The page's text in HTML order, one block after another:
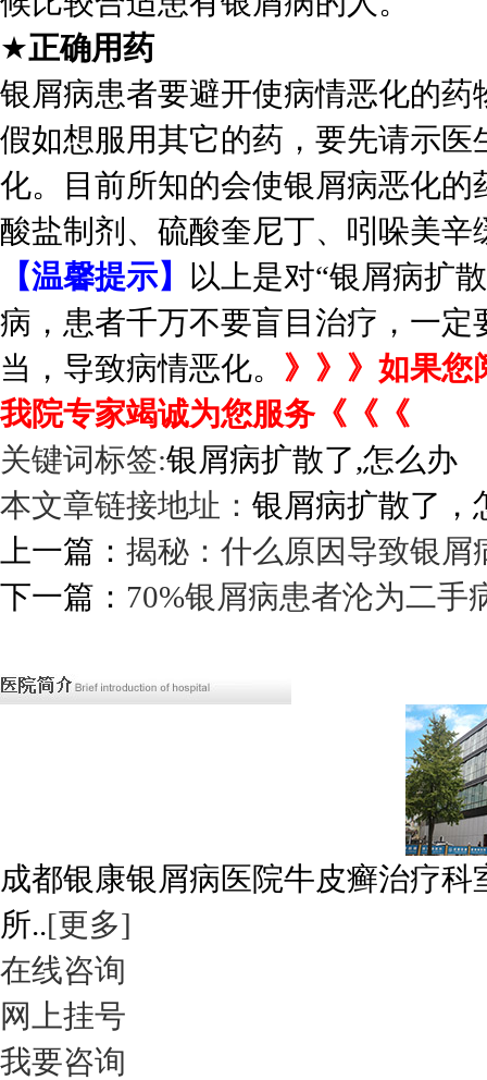
★正确用药
银屑病患者要避开使病情恶化的
假如想服用其它的药，要先请示
化。目前所知的会使银屑病恶化
酸盐制剂、硫酸奎尼丁、吲哚美
【温馨提示】
以上是对“银屑病扩
病，患者千万不要盲目治疗，一
当，导致病情恶化。 》》》如果您
我院专家竭诚为您服务《《《
关键词标签:银屑病扩散了,怎么办
本文章链接地址： 银屑病扩散了，
上一篇： 揭秘：什么原因导致银屑
下一篇： 70%银屑病患者沦为二手
成都银康银屑病医院牛皮癣治疗
所..[更多]
在线咨询
网上挂号
我要咨询